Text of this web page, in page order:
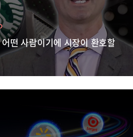
떤 사람이기에 시장이 환호할